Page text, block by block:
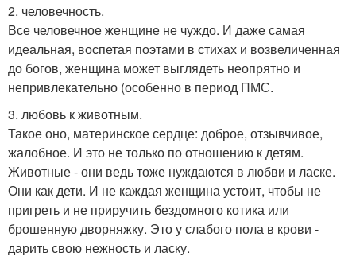
2. человечность.
Все человечное женщине не чуждо. И даже самая
идеальная, воспетая поэтами в стихах и возвеличенная
до богов, женщина может выглядеть неопрятно и
непривлекательно (особенно в период ПМС.
3. любовь к животным.
Такое оно, материнское сердце: доброе, отзывчивое,
жалобное. И это не только по отношению к детям.
Животные - они ведь тоже нуждаются в любви и ласке.
Они как дети. И не каждая женщина устоит, чтобы не
пригреть и не приручить бездомного котика или
брошенную дворняжку. Это у слабого пола в крови -
дарить свою нежность и ласку.